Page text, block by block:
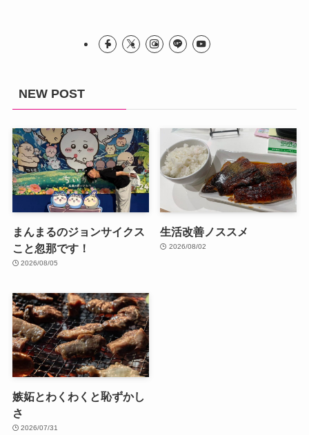
NEW POST
まんまるのジョンサイクス
こと忽那です！
2026/08/05
生活改善ノススメ
2026/08/02
嫉妬とわくわくと恥ずかし
さ
2026/07/31